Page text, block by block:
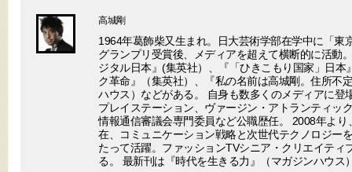
高城剛
1964年葛飾柴又生まれ。日大芸術学部在学中に「東
グランプリ受賞後、メディアを超えて横断的に活
ジタル日本』(集英社）、『「ひきこもり国家」日本
ク革命』（集英社）、『私の名前は高城剛。住所不
ハウス）などがある。 自身も数多くのメディアに登
プレイステーション、ヴァージン・アトランティッ
情報通信審議会専門委員など公職歴任。 2008年よ
在、コミュニケーション戦略と次世代テクノロジー
たって活躍。ファッションTVシニア・クリエイティ
る。 最新刊は『時代を生きる力』（マガジンハウス